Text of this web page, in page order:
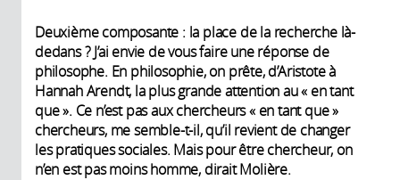
Deuxième composante : la place de la recherche là-
dedans ? J’ai envie de vous faire une réponse de
philosophe. En philosophie, on prête, d’Aristote à
Hannah Arendt, la plus grande attention au « en tant
que ». Ce n’est pas aux chercheurs « en tant que »
chercheurs, me semble-t-il, qu’il revient de changer
les pratiques sociales. Mais pour être chercheur, on
n’en est pas moins homme, dirait Molière.